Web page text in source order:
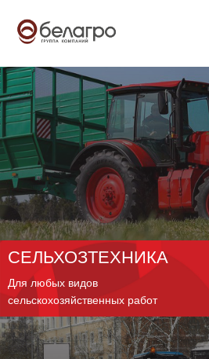
СЕЛЬХОЗТЕХНИКА
Для любых видов
сельскохозяйственных работ